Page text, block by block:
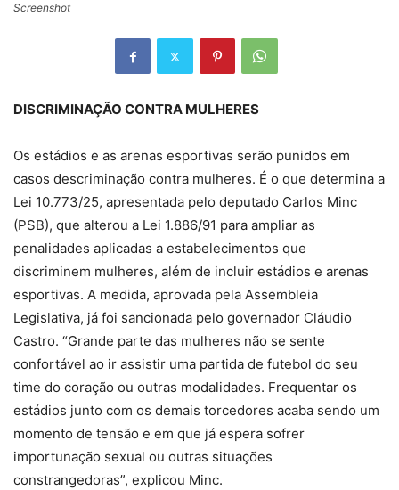
Screenshot
DISCRIMINAÇÃO CONTRA MULHERES
Os estádios e as arenas esportivas serão punidos em
casos descriminação contra mulheres. É o que determina a
Lei 10.773/25, apresentada pelo deputado Carlos Minc
(PSB), que alterou a Lei 1.886/91 para ampliar as
penalidades aplicadas a estabelecimentos que
discriminem mulheres, além de incluir estádios e arenas
esportivas. A medida, aprovada pela Assembleia
Legislativa, já foi sancionada pelo governador Cláudio
Castro. “Grande parte das mulheres não se sente
confortável ao ir assistir uma partida de futebol do seu
time do coração ou outras modalidades. Frequentar os
estádios junto com os demais torcedores acaba sendo um
momento de tensão e em que já espera sofrer
importunação sexual ou outras situações
constrangedoras”, explicou Minc.